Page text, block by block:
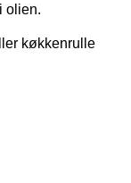
olien.
køkkenrulle